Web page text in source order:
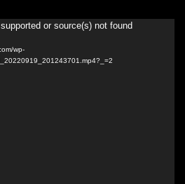
or source(s) not found
wp-